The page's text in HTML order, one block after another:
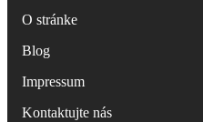
O stránke
Blog
Impressum
Kontaktujte nás